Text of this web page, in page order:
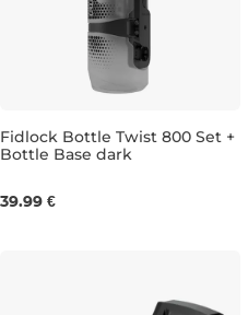
Fidlock Bottle Twist 800 Set +
Bottle Base dark
39.99 €